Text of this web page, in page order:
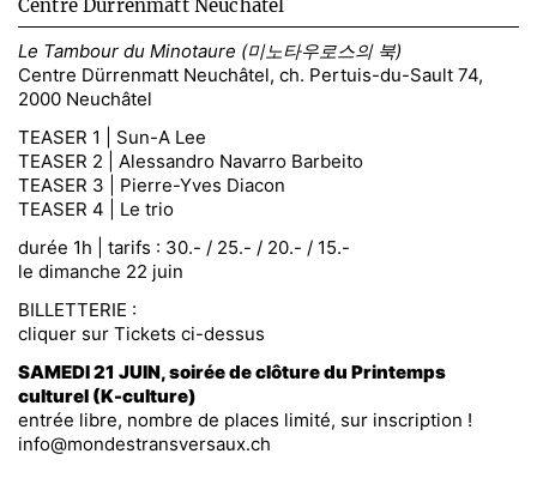
Centre Dürrenmatt Neuchâtel
Le Tambour du Minotaure (미노타우로스의 북)
Centre Dürrenmatt Neuchâtel, ch. Pertuis-du-Sault 74,
2000 Neuchâtel
TEASER 1 | Sun-A Lee
TEASER 2 | Alessandro Navarro Barbeito
TEASER 3 | Pierre-Yves Diacon
TEASER 4 | Le trio
durée 1h | tarifs : 30.- / 25.- / 20.- / 15.-
le dimanche 22 juin
BILLETTERIE :
cliquer sur Tickets ci-dessus
SAMEDI 21 JUIN, soirée de clôture du Printemps
culturel (K-culture)
entrée libre, nombre de places limité, sur inscription !
info@mondestransversaux.ch